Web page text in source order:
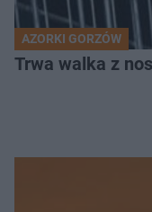
AZORKI GORZÓW
Trwa walka z